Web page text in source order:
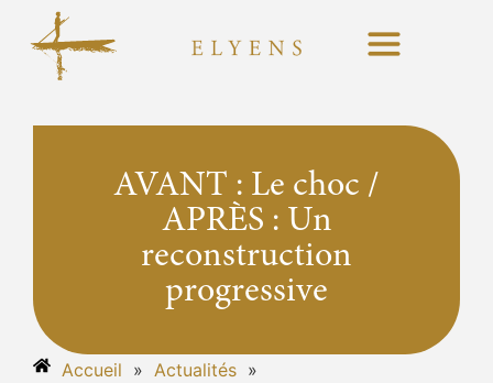
AVANT : Le choc /
APRÈS : Un
reconstruction
progressive
Accueil » Actualités »